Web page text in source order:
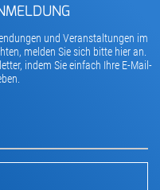
und Veranstaltungen im
melden Sie sich bitte hier an.
indem Sie einfach Ihre E-Mail-